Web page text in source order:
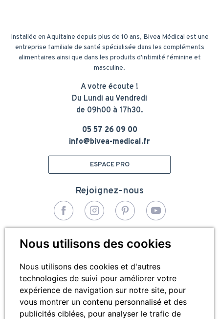
Nous utilisons des cookies
Nous utilisons des cookies et d'autres
technologies de suivi pour améliorer votre
expérience de navigation sur notre site, pour
vous montrer un contenu personnalisé et des
publicités ciblées, pour analyser le trafic de
Installée en Aquitaine depuis plus de 10 ans, Bivea Médical est une
entreprise familiale de santé spécialisée dans les compléments
alimentaires ainsi que dans les produits d'intimité féminine et
masculine.
A votre écoute !
Du Lundi au Vendredi
de 09h00 à 17h30.
05 57 26 09 00
info@bivea-medical.fr
ESPACE PRO
de
page
Mentions légales
Cookies
Rejoignez-nous